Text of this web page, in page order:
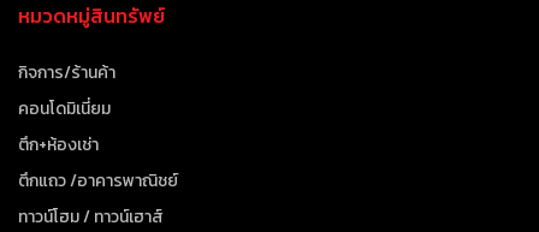
หมวดหมู่สินทรัพย์
กิจการ/ร้านค้า
คอนโดมิเนี่ยม
ตึก+ห้องเช่า
ตึกแถว /อาคารพาณิชย์
ทาวน์โฮม / ทาวน์เฮาส์